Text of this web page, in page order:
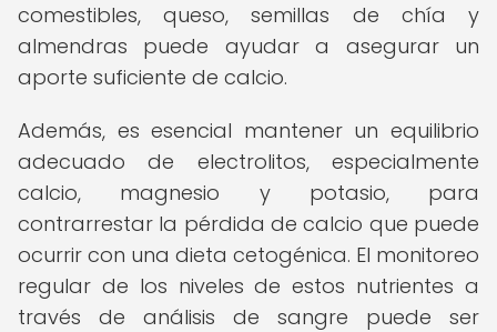
comestibles, queso, semillas de chía y
almendras puede ayudar a asegurar un
aporte suficiente de calcio.
Además, es esencial mantener un equilibrio
adecuado de electrolitos, especialmente
calcio, magnesio y potasio, para
contrarrestar la pérdida de calcio que puede
ocurrir con una dieta cetogénica. El monitoreo
regular de los niveles de estos nutrientes a
través de análisis de sangre puede ser